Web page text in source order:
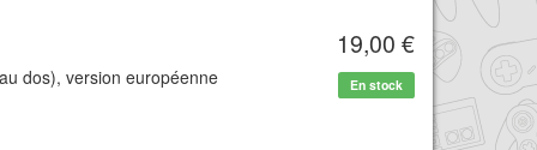
dos), version européenne
19,00 €
En stock